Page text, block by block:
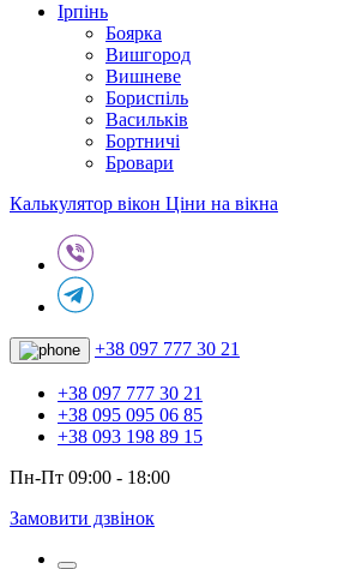
Ірпінь
Боярка
Вишгород
Вишневе
Бориспіль
Васильків
Бортничі
Бровари
Калькулятор вікон Ціни на вікна
+38 097 777 30 21
+38 097 777 30 21
+38 095 095 06 85
+38 093 198 89 15
Пн-Пт 09:00 - 18:00
Замовити дзвінок